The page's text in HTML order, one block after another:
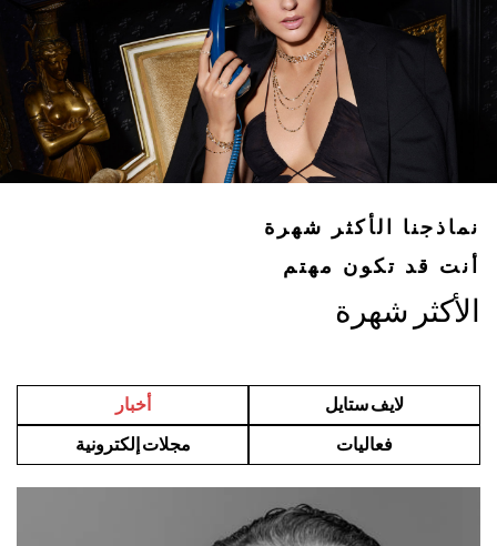
نماذجنا الأكثر شهرة
أنت قد تكون مهتم
الأكثر شهرة
أخبار
لايف ستايل
مجلات إلكترونية
فعاليات